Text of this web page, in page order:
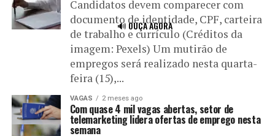
🔊 OUÇA AGORA
Candidatos devem comparecer com
documento de identidade, CPF, carteira
de trabalho e currículo (Créditos da
imagem: Pexels) Um mutirão de
empregos será realizado nesta quarta-
feira (15),...
VAGAS 2 meses ago
Com quase 4 mil vagas abertas, setor de
telemarketing lidera ofertas de emprego nesta
semana